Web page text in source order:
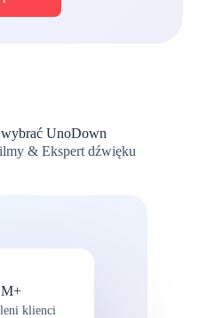
UnoDown
& Ekspert dźwięku
klienci